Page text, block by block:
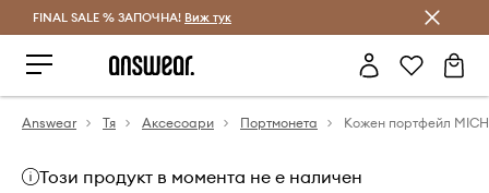
Спестявай с Answear Club
FINAL SALE % ЗАПОЧНА! Виж тук
Answear Тя Аксесоари Портмонета
Този продукт в момента не е наличен